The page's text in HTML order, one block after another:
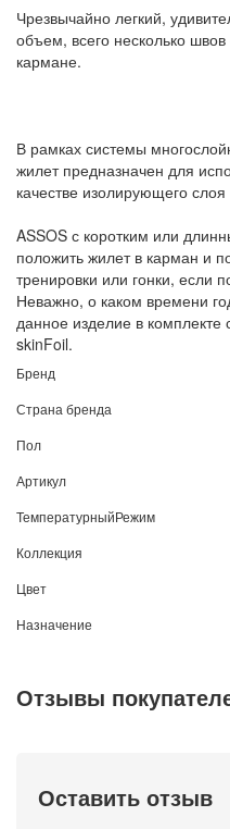
Чрезвычайно легкий,
объем, всего несколько
кармане.
В рамках системы
жилет предназначен для
качестве изолирующего
ASSOS с коротким или
положить жилет в карман и
тренировки или гонки, если
Неважно, о каком времени
данное изделие в
skinFoil.
Бренд
Страна бренда
Пол
Артикул
ТемпературныйРежим
Коллекция
Цвет
Назначение
Отзывы
Оставить отзыв